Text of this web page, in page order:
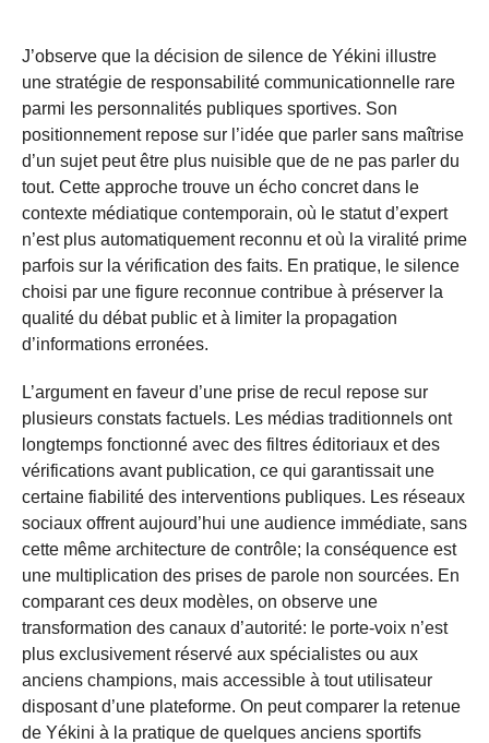
J’observe que la décision de silence de Yékini illustre
une stratégie de responsabilité communicationnelle rare
parmi les personnalités publiques sportives. Son
positionnement repose sur l’idée que parler sans maîtrise
d’un sujet peut être plus nuisible que de ne pas parler du
tout. Cette approche trouve un écho concret dans le
contexte médiatique contemporain, où le statut d’expert
n’est plus automatiquement reconnu et où la viralité prime
parfois sur la vérification des faits. En pratique, le silence
choisi par une figure reconnue contribue à préserver la
qualité du débat public et à limiter la propagation
d’informations erronées.
L’argument en faveur d’une prise de recul repose sur
plusieurs constats factuels. Les médias traditionnels ont
longtemps fonctionné avec des filtres éditoriaux et des
vérifications avant publication, ce qui garantissait une
certaine fiabilité des interventions publiques. Les réseaux
sociaux offrent aujourd’hui une audience immédiate, sans
cette même architecture de contrôle; la conséquence est
une multiplication des prises de parole non sourcées. En
comparant ces deux modèles, on observe une
transformation des canaux d’autorité: le porte-voix n’est
plus exclusivement réservé aux spécialistes ou aux
anciens champions, mais accessible à tout utilisateur
disposant d’une plateforme. On peut comparer la retenue
de Yékini à la pratique de quelques anciens sportifs